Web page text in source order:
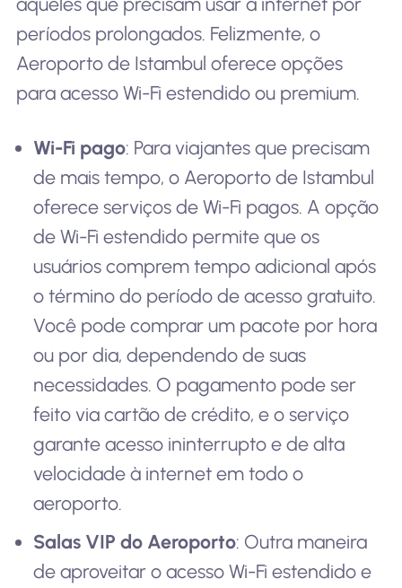
períodos prolongados. Felizmente, o
Aeroporto de Istambul oferece opções
para acesso Wi-Fi estendido ou premium.
Wi-Fi pago: Para viajantes que precisam
de mais tempo, o Aeroporto de Istambul
oferece serviços de Wi-Fi pagos. A opção
de Wi-Fi estendido permite que os
usuários comprem tempo adicional após
o término do período de acesso gratuito.
Você pode comprar um pacote por hora
ou por dia, dependendo de suas
necessidades. O pagamento pode ser
feito via cartão de crédito, e o serviço
garante acesso ininterrupto e de alta
velocidade à internet em todo o
aeroporto.
Salas VIP do Aeroporto: Outra maneira
de aproveitar o acesso Wi-Fi estendido e